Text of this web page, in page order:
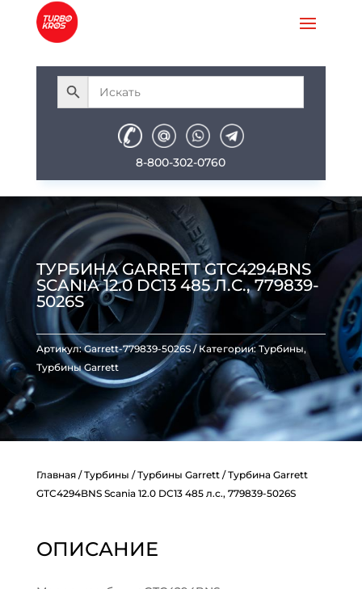
8-800-302-0760
ТУРБИНА GARRETT GTC4294BNS
SCANIA 12.0 DC13 485 Л.С., 779839-
5026S
Артикул:Garrett-779839-5026S Категории: Турбины,
Турбины Garrett
Главная/Турбины /Турбины Garrett/ Турбина Garrett
GTC4294BNS Scania 12.0 DC13 485 л.с., 779839-5026S
ОПИСАНИЕ